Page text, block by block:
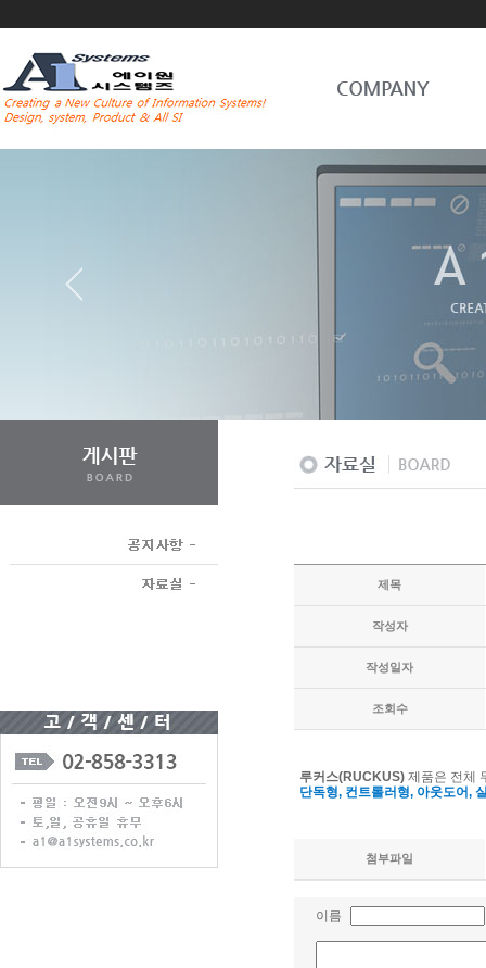
제목
작성자
작성일자
조회수
루커스(RUCKUS) 제품은 전체
단독형, 컨트롤러형, 아웃도어,
첨부파일
이름